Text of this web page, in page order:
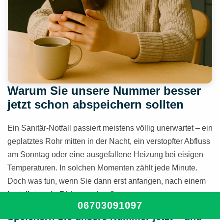
Warum Sie unsere Nummer besser
jetzt schon abspeichern sollten
Ein Sanitär-Notfall passiert meistens völlig unerwartet – ein
geplatztes Rohr mitten in der Nacht, ein verstopfter Abfluss
am Sonntag oder eine ausgefallene Heizung bei eisigen
Temperaturen. In solchen Momenten zählt jede Minute.
Doch was tun, wenn Sie dann erst anfangen, nach einem
Installateur in Birizu suchen?
Speichern Sie unsere Nummer jetzt – und
06703091097